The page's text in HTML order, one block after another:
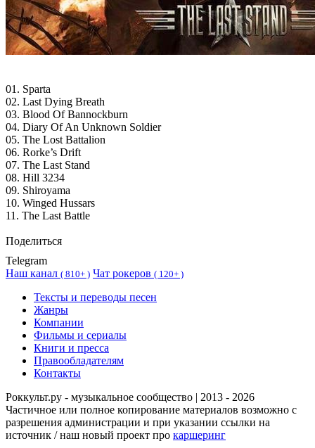
01. Sparta
02. Last Dying Breath
03. Blood Of Bannockburn
04. Diary Of An Unknown Soldier
05. The Lost Battalion
06. Rorke’s Drift
07. The Last Stand
08. Hill 3234
09. Shiroyama
10. Winged Hussars
11. The Last Battle
Поделиться
Telegram
Наш канал ( 810+ ) Чат рокеров ( 120+ )
Тексты и переводы песен
Жанры
Компании
Фильмы и сериалы
Книги и пресса
Правообладателям
Контакты
Роккульт.ру - музыкальное сообщество | 2013 - 2026
Частичное или полное копирование материалов возможно с
разрешения администрации и при указании ссылки на
источник / наш новый проект про каршеринг